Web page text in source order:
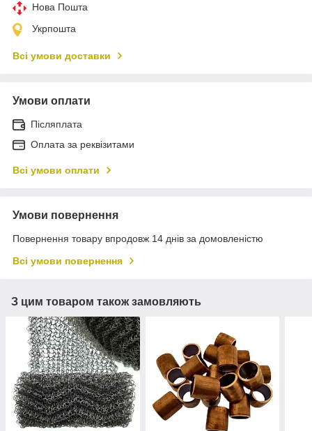
Нова Пошта
Укрпошта
Всі умови доставки
Умови оплати
Післяплата
Оплата за реквізитами
Всі умови оплати
Умови повернення
Повернення товару впродовж 14 днів за домовленістю
Всі умови повернення
З цим товаром також замовляють